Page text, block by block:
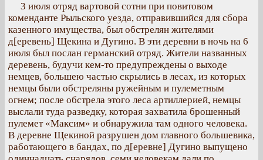
3 июля отряд вартовой сотни при повитовом
коменданте Рыльского уезда, отправившийся для сбора
казенного имущества, был обстрелян жителями
д[еревень] Щекина и Дугино. В эти деревни в ночь на 6
июля был послан германский отряд. Жители названных
деревень, будучи кем-то предупреждены о выходе
немцев, большею частью скрылись в лесах, из которых
немцы были обстреляны ружейным и пулеметным
огнем; после обстрела этого леса артиллерией, немцы
выслали туда разведку, которая захватила брошенный
пулемет «Максим» и обнаружила там одного человека.
В деревне Щекиной разрушен дом главного большевика,
работающего в бандах, по д[еревне] Дугино выпущено